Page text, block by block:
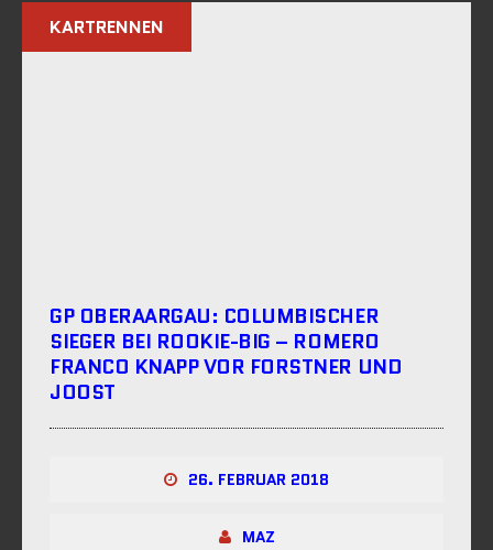
KARTRENNEN
GP OBERAARGAU: COLUMBISCHER
SIEGER BEI ROOKIE-BIG – ROMERO
FRANCO KNAPP VOR FORSTNER UND
JOOST
26. FEBRUAR 2018
MAZ